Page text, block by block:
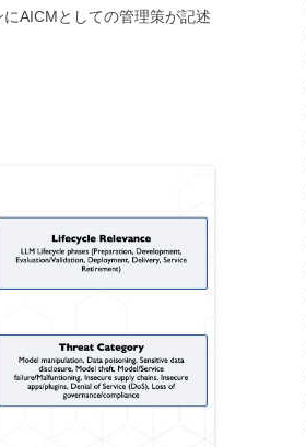
AICMとしての管理策が記述